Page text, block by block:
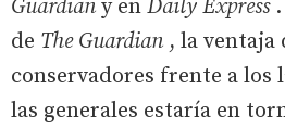
Guardian y en Daily Express.
de The Guardian , la ventaja
conservadores frente a los
las generales estaría en